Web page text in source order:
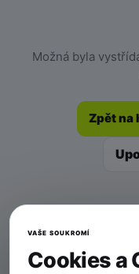
Možná byla
Zpět na
VAŠE SOUKROMÍ
Cookies a